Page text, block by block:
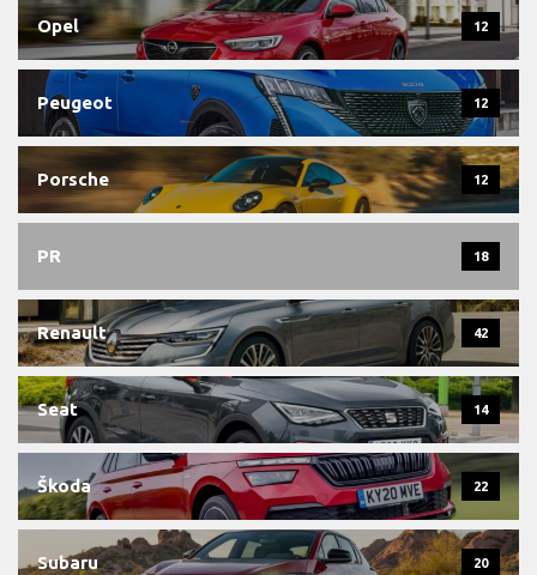
Opel 12
Peugeot 12
Porsche 12
PR 18
Renault 42
Seat 14
Škoda 22
Subaru 20